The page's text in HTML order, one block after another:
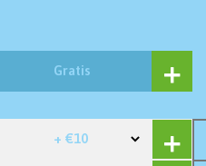
Gratis
+ €10